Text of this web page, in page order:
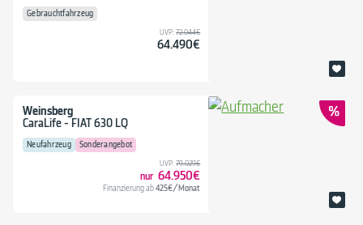
Gebrauchtfahrzeug
UVP:72.044€
64.490€
Weinsberg
CaraLife - FIAT 630 LQ
Neufahrzeug Sonderangebot
UVP:79.029€
64.950€
Finanzierung ab425€/Monat